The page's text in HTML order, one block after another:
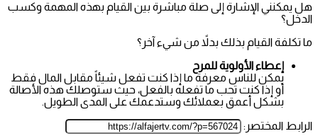
هل يمكنني الإشارة إلى صلة مباشرة بين القيام بهذه المهمة وكسب
الدخل؟
ما تكلفة القيام بذلك بدلاً من شيء آخر؟
إعطاء الأولوية للمرح
يمكن للناس معرفة ما إذا كنت تفعل شيئاً مقابل المال فقط
أو إذا كنت تحب ما تفعله بالفعل، حيث ستوصلك هذه الأصالة
بشكل أعمق بعملائك وستدعمك على المدى الطويل.
الرابط المختصر: